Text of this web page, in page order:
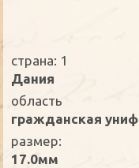
страна: 1
Дания
oбласть
гражданская
размер:
17.0мм